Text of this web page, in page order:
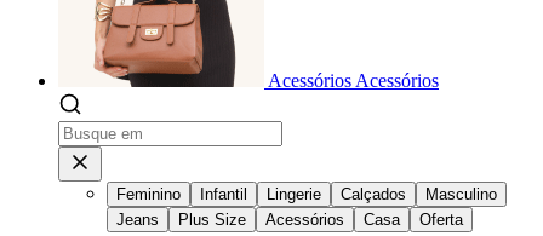
Acessórios Acessórios
Feminino Infantil Lingerie Calçados
Masculino
Jeans
Plus Size Acessórios Casa Oferta